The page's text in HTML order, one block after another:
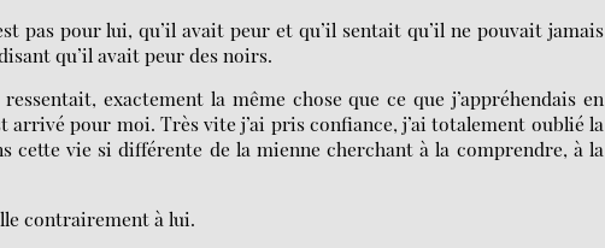
pas pour lui, qu’il avait peur et qu’il sentait qu’il ne pouvait jamais
qu’il avait peur des noirs.
exactement la même chose que ce que j’appréhendais en
arrivé pour moi. Très vite j’ai pris confiance, j’ai totalement oublié la
cette vie si différente de la mienne cherchant à la comprendre, à la
contrairement à lui.